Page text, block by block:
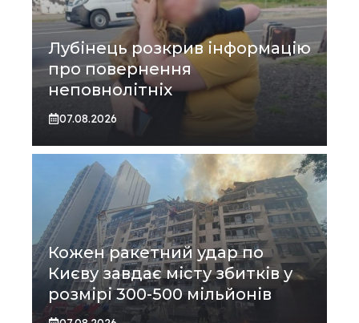
Лубінець розкрив інформацію
про повернення
неповнолітніх
07.08.2026
Кожен ракетний удар по
Києву завдає місту збитків у
розмірі 300-500 мільйонів